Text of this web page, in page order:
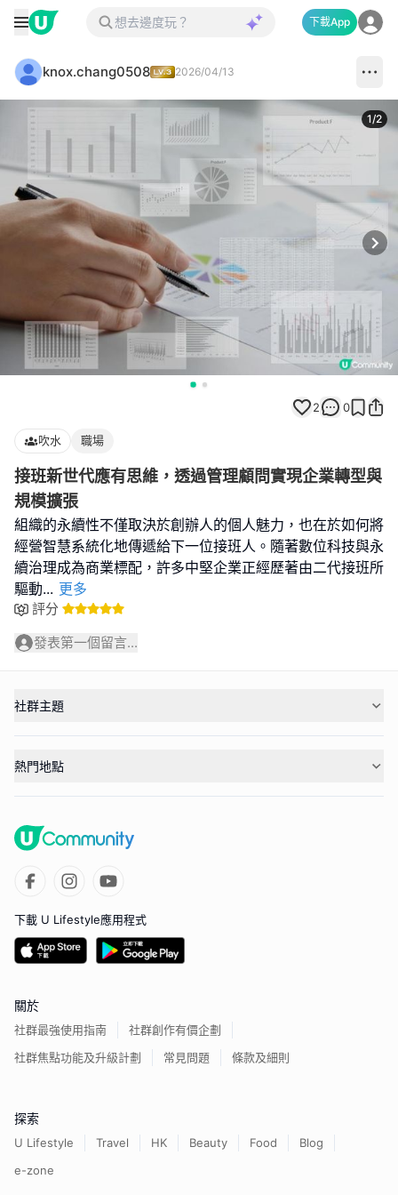
下載App
knox.chang0508 2026/04/13
1/2
2 0
吹水 職場
接班新世代應有思維，透過管理顧問實現企業轉型與
規模擴張
組織的永續性不僅取決於創辦人的個人魅力，也在於如何將
經營智慧系統化地傳遞給下一位接班人。隨著數位科技與永
續治理成為商業標配，許多中堅企業正經歷著由二代接班所
驅動... 更多
評分
發表第一個留言...
社群主題
熱門地點
下載 U Lifestyle應用程式
關於
社群最強使用指南
社群創作有價企劃
社群焦點功能及升級計劃
常見問題 條款及細則
探索
U Lifestyle Travel HK Beauty Food
Blog
e-zone